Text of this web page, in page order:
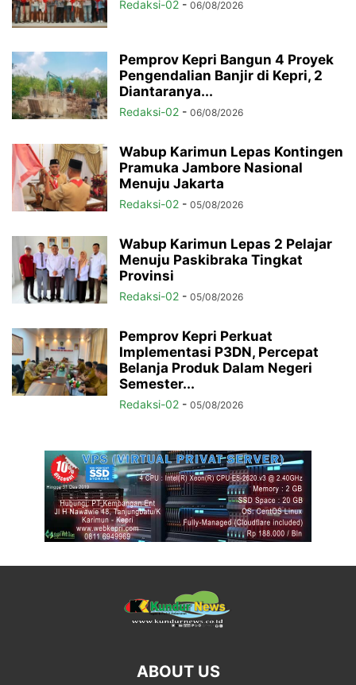
Redaksi-02 - 06/08/2026
Pemprov Kepri Bangun 4 Proyek
Pengendalian Banjir di Kepri, 2
Diantaranya...
Redaksi-02 - 06/08/2026
Wabup Karimun Lepas Kontingen
Pramuka Jambore Nasional
Menuju Jakarta
Redaksi-02 - 05/08/2026
Wabup Karimun Lepas 2 Pelajar
Menuju Paskibraka Tingkat
Provinsi
Redaksi-02 - 05/08/2026
Pemprov Kepri Perkuat
Implementasi P3DN, Percepat
Belanja Produk Dalam Negeri
Semester...
Redaksi-02 - 05/08/2026
ABOUT US